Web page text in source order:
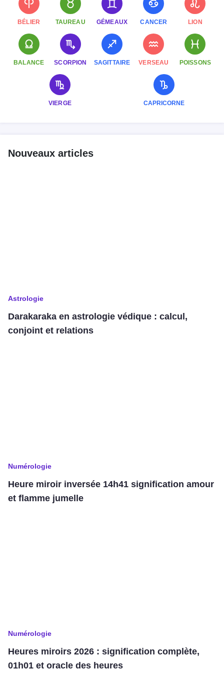
BÉLIER TAUREAU GÉMEAUX CANCER LION
BALANCE SCORPION SAGITTAIRE VERSEAU POISSONS
VIERGE CAPRICORNE
Nouveaux articles
Astrologie
Darakaraka en astrologie védique : calcul,
conjoint et relations
Numérologie
Heure miroir inversée 14h41 signification amour
et flamme jumelle
Numérologie
Heures miroirs 2026 : signification complète,
01h01 et oracle des heures